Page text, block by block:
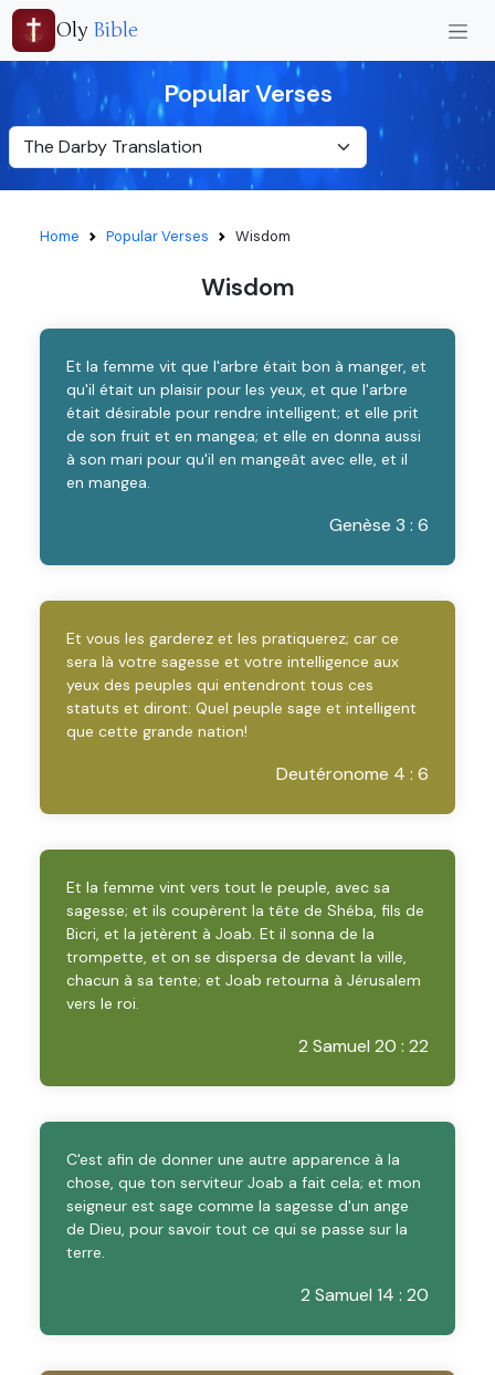
Oly Bible
Popular Verses
Home Popular Verses Wisdom
Wisdom
Et la femme vit que l'arbre était bon à manger, et
qu'il était un plaisir pour les yeux, et que l'arbre
était désirable pour rendre intelligent; et elle prit
de son fruit et en mangea; et elle en donna aussi
à son mari pour qu'il en mangeât avec elle, et il
en mangea.
Genèse 3 : 6
Et vous les garderez et les pratiquerez; car ce
sera là votre sagesse et votre intelligence aux
yeux des peuples qui entendront tous ces
statuts et diront: Quel peuple sage et intelligent
que cette grande nation!
Deutéronome 4 : 6
Et la femme vint vers tout le peuple, avec sa
sagesse; et ils coupèrent la tête de Shéba, fils de
Bicri, et la jetèrent à Joab. Et il sonna de la
trompette, et on se dispersa de devant la ville,
chacun à sa tente; et Joab retourna à Jérusalem
vers le roi.
2 Samuel 20 : 22
C'est afin de donner une autre apparence à la
chose, que ton serviteur Joab a fait cela; et mon
seigneur est sage comme la sagesse d'un ange
de Dieu, pour savoir tout ce qui se passe sur la
terre.
2 Samuel 14 : 20